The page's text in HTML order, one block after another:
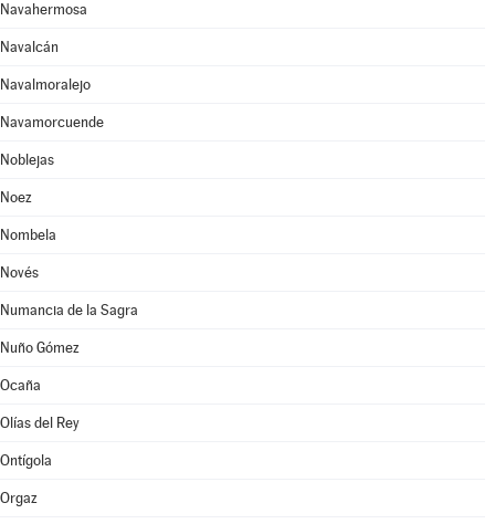
Navahermosa
Navalcán
Navalmoralejo
Navamorcuende
Noblejas
Noez
Nombela
Novés
Numancia de la Sagra
Nuño Gómez
Ocaña
Olías del Rey
Ontígola
Orgaz